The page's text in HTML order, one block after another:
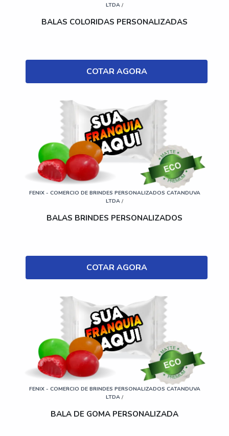
LTDA /
BALAS COLORIDAS PERSONALIZADAS
COTAR AGORA
FENIX - COMERCIO DE BRINDES PERSONALIZADOS CATANDUVA
LTDA /
BALAS BRINDES PERSONALIZADOS
COTAR AGORA
FENIX - COMERCIO DE BRINDES PERSONALIZADOS CATANDUVA
LTDA /
BALA DE GOMA PERSONALIZADA